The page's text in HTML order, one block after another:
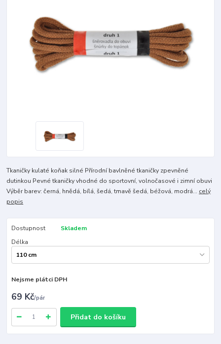
Tkaničky kulaté koňak silné Přírodní bavlněné tkaničky zpevněné
dutinkou Pevné tkaničky vhodné do sportovní, volnočasové i zimní obuvi
Výběr barev: černá, hnědá, bílá, šedá, tmavě šedá, béžová, modrá... celý
popis
Dostupnost
Skladem
Délka
Nejsme plátci DPH
69 Kč/pár
Přidat do košíku